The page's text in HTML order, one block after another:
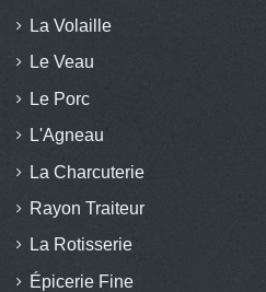
La Volaille
Le Veau
Le Porc
L'Agneau
La Charcuterie
Rayon Traiteur
La Rotisserie
Épicerie Fine